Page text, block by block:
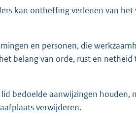
kan ontheffing verlenen van
en personen, die
belang van orde, rust en
bedoelde aanwijzingen houden,
verwijderen.